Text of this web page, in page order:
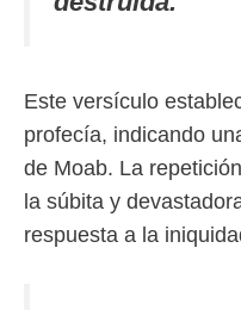
Este versículo
profecía, indicando
de Moab. La
la súbita y
respuesta a la